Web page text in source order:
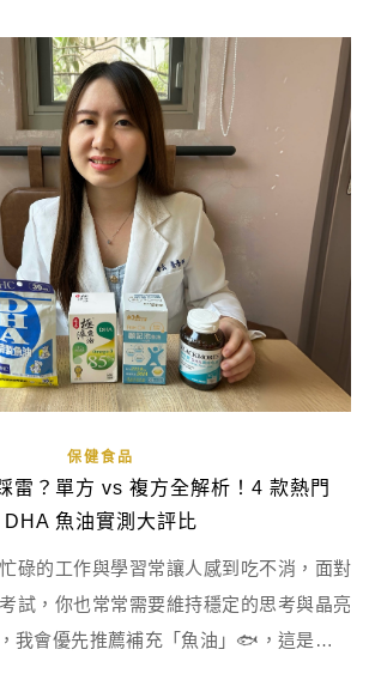
保健食品
雷？單方 vs 複方全解析！4 款熱門
DHA 魚油實測大評比
碌的工作與學習常讓人感到吃不消，面對
試，你也常常需要維持穩定的思考與晶亮
我會優先推薦補充「魚油」🐟，這是最符